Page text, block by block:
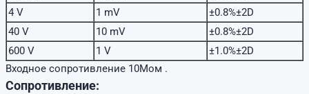
4 V
1 mV
±0.8%±2D
40 V
10 mV
±0.8%±2D
600 V
1 V
±1.0%±2D
Входное сопротивление 10Мом .
Сопротивление: